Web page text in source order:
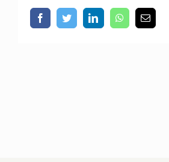
FacebookTwitterLinkedInWhatsApp
Email